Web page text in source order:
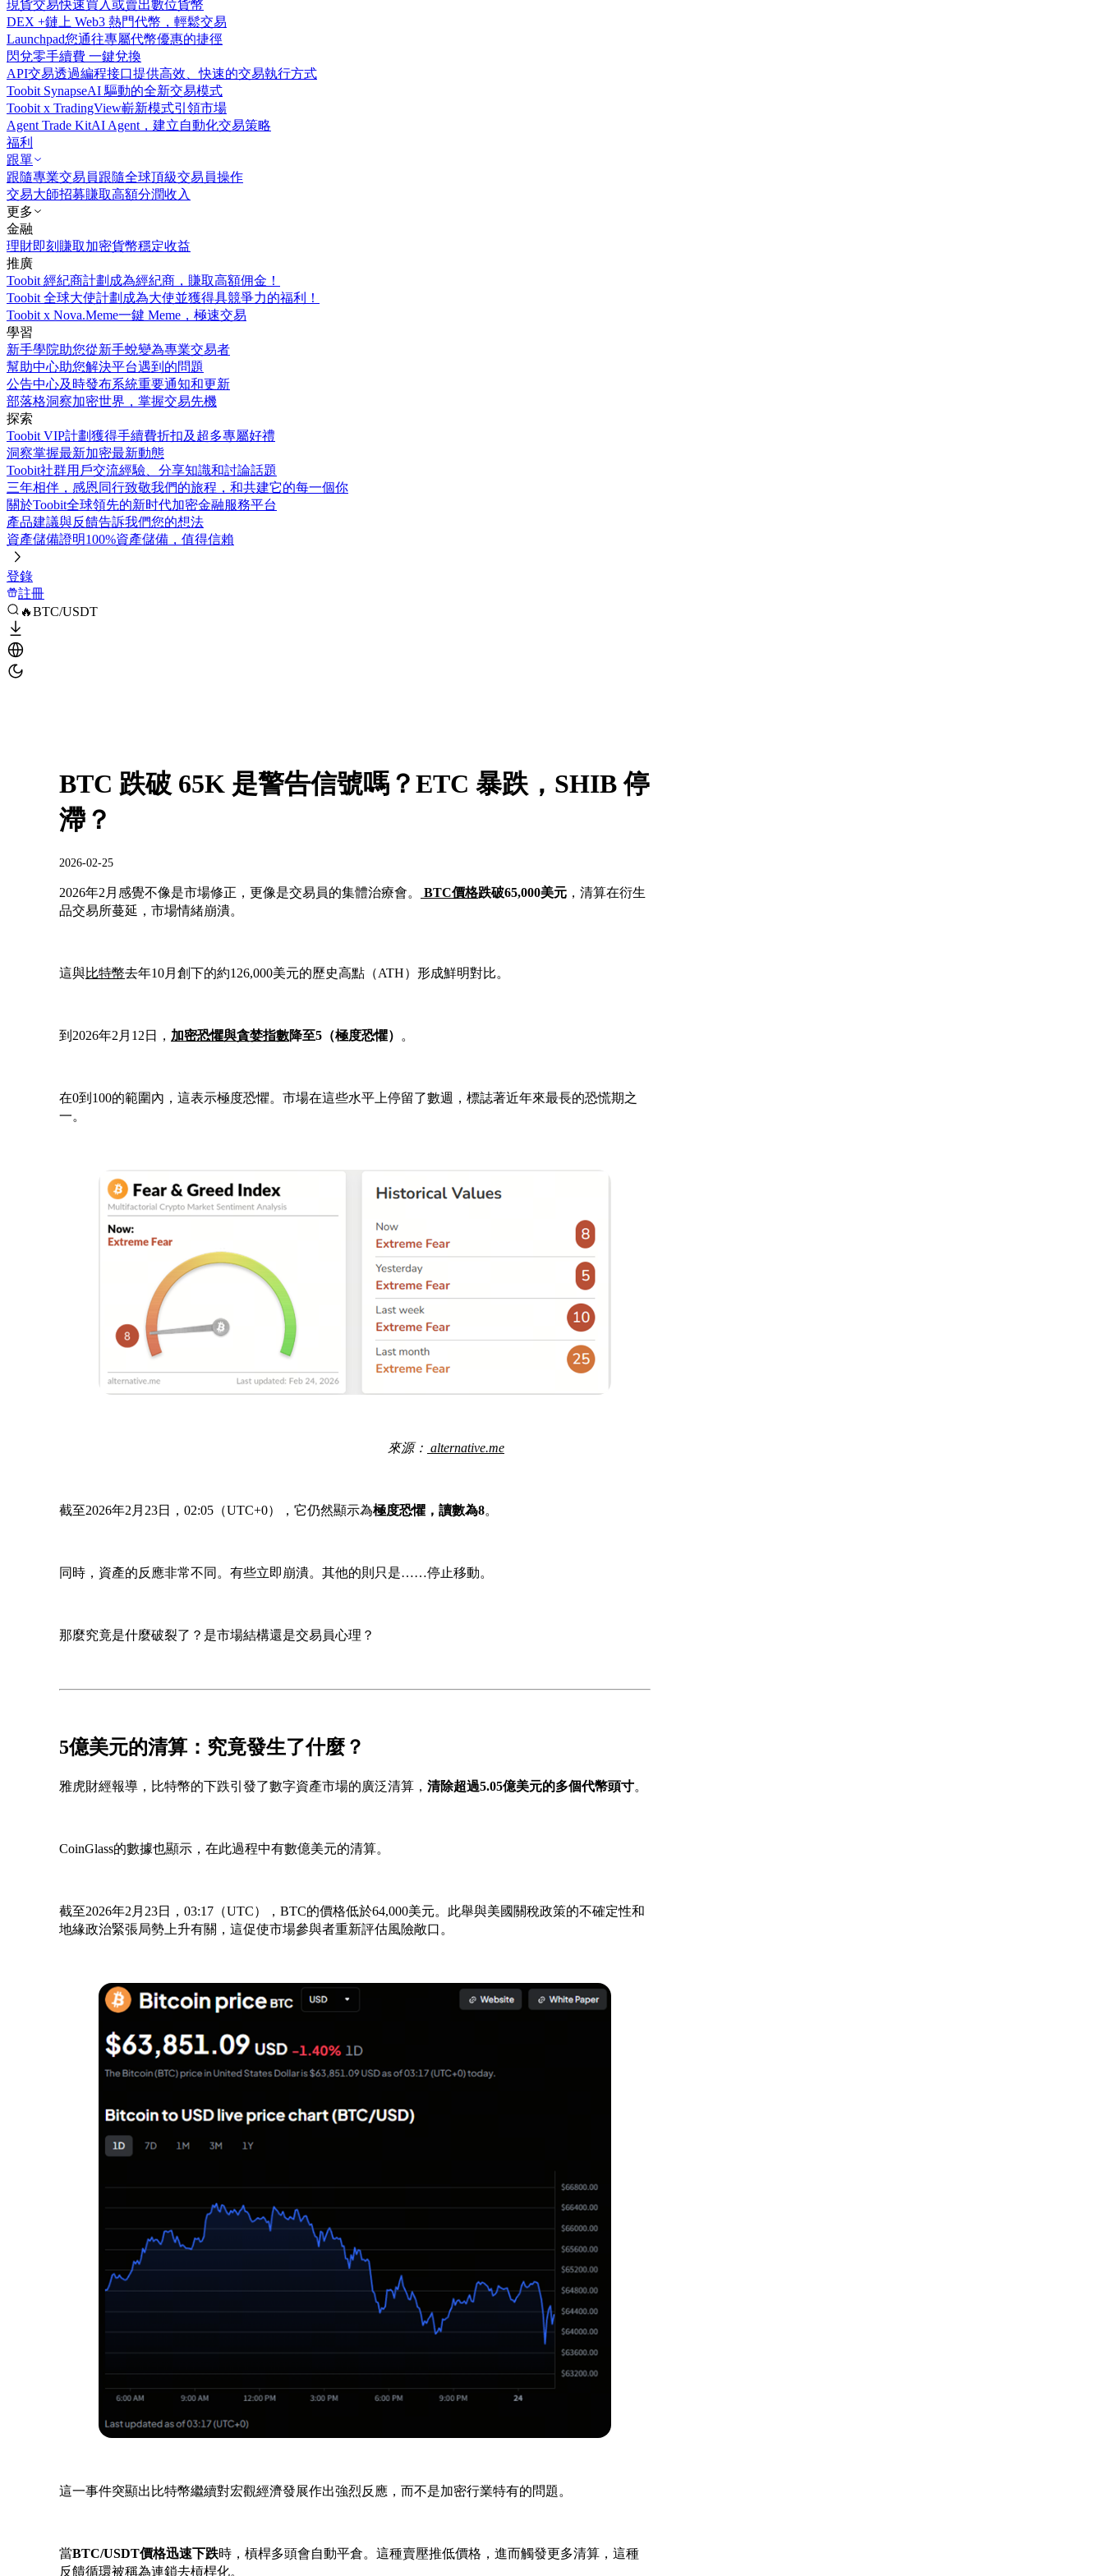
現貨交易快速買入或賣出數位貨幣
DEX +鏈上 Web3 熱門代幣，輕鬆交易
Launchpad您通往專屬代幣優惠的捷徑
閃兌零手續費 一鍵兌換
API交易透過編程接口提供高效、快速的交易執行方式
Toobit SynapseAI 驅動的全新交易模式
Toobit x TradingView嶄新模式引領市場
Agent Trade KitAI Agent，建立自動化交易策略
福利
跟單
跟隨專業交易員跟隨全球頂級交易員操作
交易大師招募賺取高額分潤收入
更多
金融
理財即刻賺取加密貨幣穩定收益
推廣
Toobit 經紀商計劃 成為經紀商，賺取高額佣金！
Toobit 全球大使計劃 成為大使並獲得具競爭力的福利！
Toobit x Nova.Meme一鍵 Meme，極速交易
學習
新手學院助您從新手蛻變為專業交易者
幫助中心助您解決平台遇到的問題
公告中心及時發布系統重要通知和更新
部落格洞察加密世界，掌握交易先機
探索
Toobit VIP計劃獲得手續費折扣及超多專屬好禮
洞察掌握最新加密最新動態
Toobit社群用戶交流經驗、分享知識和討論話題
三年相伴，感恩同行致敬我們的旅程，和共建它的每一個你
關於Toobit全球領先的新时代加密金融服務平台
產品建議與反饋告訴我們您的想法
資產儲備證明100%資產儲備，值得信賴
登錄
註冊
🔥BTC/USDT
BTC 跌破 65K 是警告信號嗎？ETC 暴跌，SHIB 停
滯？
2026-02-25
2026年2月感覺不像是市場修正，更像是交易員的集體治療會。 BTC價格跌破65,000美元 ，清算在衍生
品交易所蔓延，市場情緒崩潰。
這與比特幣去年10月創下的約126,000美元的歷史高點（ATH）形成鮮明對比。
到2026年2月12日， 加密恐懼與貪婪指數降至5（極度恐懼） 。
在0到100的範圍內，這表示極度恐懼。市場在這些水平上停留了數週，標誌著近年來最長的恐慌期之
一。
來源： alternative.me
截至2026年2月23日，02:05（UTC+0），它仍然顯示為極度恐懼，讀數為8。
同時，資產的反應非常不同。有些立即崩潰。其他的則只是……停止移動。
那麼究竟是什麼破裂了？是市場結構還是交易員心理？
5億美元的清算：究竟發生了什麼？
雅虎財經報導，比特幣的下跌引發了數字資產市場的廣泛清算， 清除超過5.05億美元的多個代幣頭寸。
CoinGlass的數據也顯示，在此過程中有數億美元的清算。
截至2026年2月23日，03:17（UTC），BTC的價格低於64,000美元。此舉與美國關稅政策的不確定性和
地緣政治緊張局勢上升有關，這促使市場參與者重新評估風險敞口。
這一事件突顯出比特幣繼續對宏觀經濟發展作出強烈反應，而不是加密行業特有的問題。
當BTC/USDT價格迅速下跌時，槓桿多頭會自動平倉。這種賣壓推低價格，進而觸發更多清算，這種
反饋循環被稱為連鎖去槓桿化。